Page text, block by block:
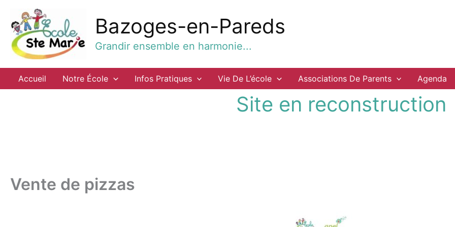
contenu
Bazoges-en-Pareds
Grandir ensemble en harmonie...
Accueil Notre École Infos Pratiques Vie De L’école Associations De Parents Agenda
Site en reconstruction
Vente de pizzas